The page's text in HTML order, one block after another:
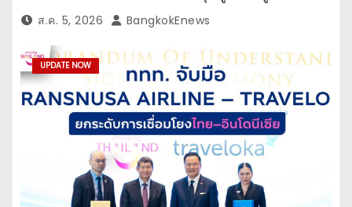
ส.ค. 5, 2026 BangkokEnews
UPDATE NOW